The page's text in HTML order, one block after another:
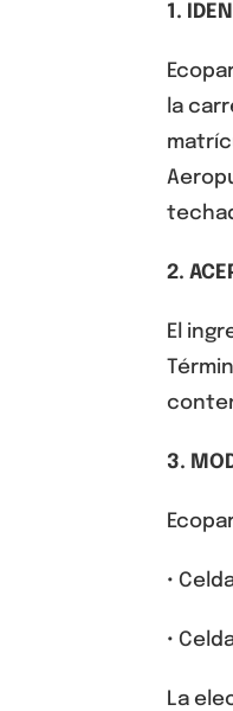
1.
la
2.
El
3.
•
•
La